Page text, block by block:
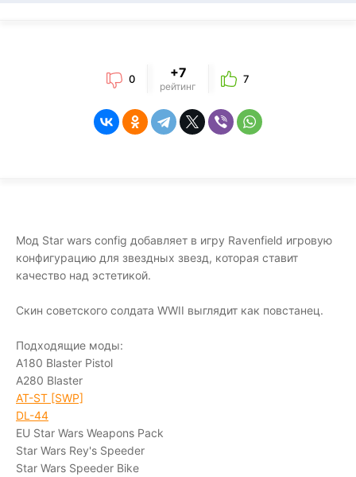
0 +7
рейтинг
7
Мод Star wars config добавляет в игру Ravenfield игровую
конфигурацию для звездных звезд, которая ставит
качество над эстетикой.
Скин советского солдата WWII выглядит как повстанец.
Подходящие моды:
A180 Blaster Pistol
A280 Blaster
AT-ST [SWP]
DL-44
EU Star Wars Weapons Pack
Star Wars Rey's Speeder
Star Wars Speeder Bike